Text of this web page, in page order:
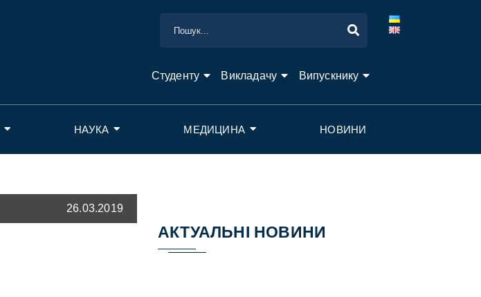
Студенту Викладачу Випускнику
НАУКА МЕДИЦИНА НОВИНИ
26.03.2019
АКТУАЛЬНІ НОВИНИ